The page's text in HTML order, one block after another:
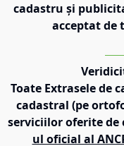
cadastru și
acceptat
Toate Extrasele de
cadastral (pe
serviciilor oferite de
ul oficial al